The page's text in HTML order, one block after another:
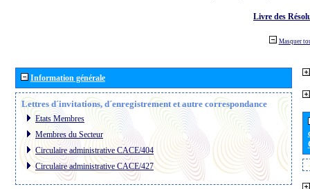
Livre des
Masquer
Information générale
Lettres d´invitations, d´enregistrement et autre correspondance
Etats Membres
Membres du Secteur
Circulaire administrative CACE/404
Circulaire administrative CACE/427